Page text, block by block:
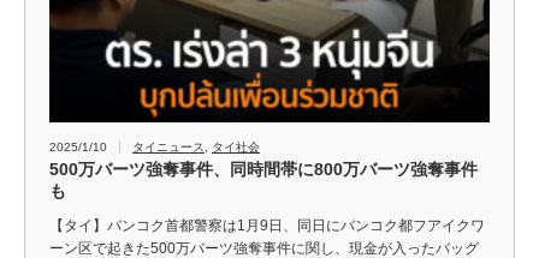
2025/1/10 タイニュース タイ社会
500万バーツ強奪事件、同時間帯に800万バーツ強奪事件
も
【タイ】バンコク首都警察は1月9日、同日にバンコク都フアイクワ
ーン区で起きた500万バーツ強奪事件に関し、現金が入ったバッグ